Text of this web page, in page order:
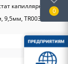
капиллярный 30-
9,5мм, TR003
0